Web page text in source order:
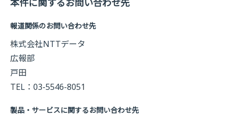
報道関係のお問い合わせ先
株式会社NTTデータ
広報部
戸田
TEL：03-5546-8051
製品・サービスに関するお問い合わせ先